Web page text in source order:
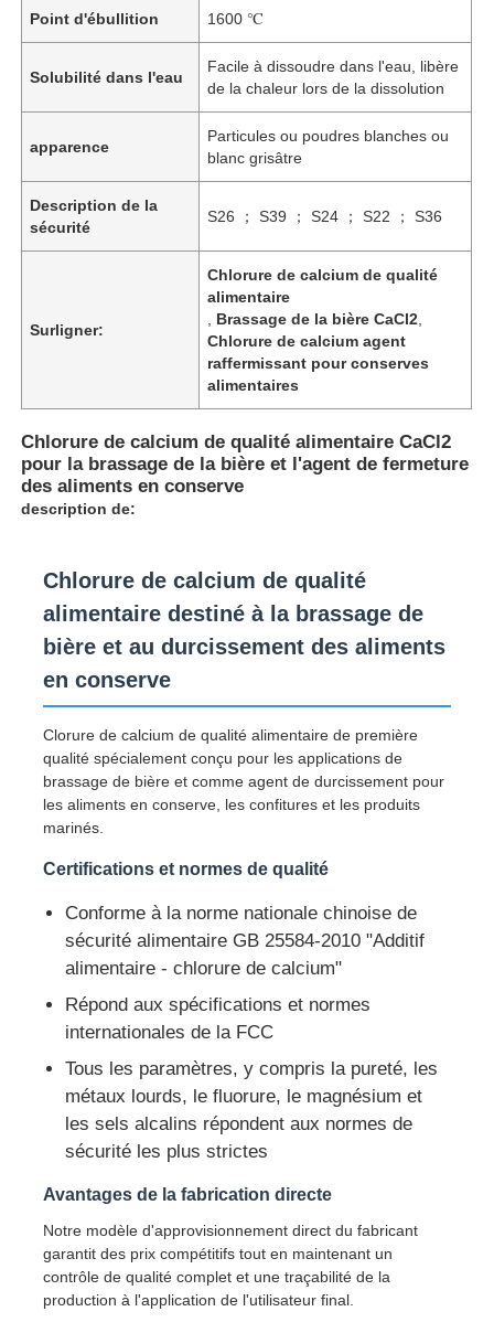
Aperçu
Produits
Vidéos
A propos de nous
Visite d'usine
Contrôle de la qualité
Contact
Tous les cas
Point d'ébullition 1600 ℃
Solubilité dans l'eau
Facile à dissoudre dans l'eau, libère
de la chaleur lors de la dissolution
apparence
Particules ou poudres blanches ou
blanc grisâtre
Description de la
sécurité
S26 ； S39 ； S24 ； S22 ； S36
Surligner:
Chlorure de calcium de qualité
alimentaire
Brassage de la bière CaCl2
Chlorure de calcium agent
raffermissant pour conserves
alimentaires
Chlorure de calcium de qualité alimentaire CaCl2
pour la brassage de la bière et l'agent de fermeture
des aliments en conserve
description de:
Chlorure de calcium de qualité
alimentaire destiné à la brassage de
bière et au durcissement des aliments
en conserve
Clorure de calcium de qualité alimentaire de première
qualité spécialement conçu pour les applications de
brassage de bière et comme agent de durcissement pour
les aliments en conserve, les confitures et les produits
marinés.
Certifications et normes de qualité
Conforme à la norme nationale chinoise de
sécurité alimentaire GB 25584-2010 "Additif
alimentaire - chlorure de calcium"
Répond aux spécifications et normes
internationales de la FCC
Tous les paramètres, y compris la pureté, les
métaux lourds, le fluorure, le magnésium et
les sels alcalins répondent aux normes de
sécurité les plus strictes
Avantages de la fabrication directe
Notre modèle d'approvisionnement direct du fabricant
garantit des prix compétitifs tout en maintenant un
contrôle de qualité complet et une traçabilité de la
production à l'application de l'utilisateur final.